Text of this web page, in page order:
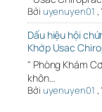
Bởi uyenuyen01 ,
Dấu hiệu hội
Khớp Usac
" Phòng Khám
khôn…
Bởi uyenuyen01 ,